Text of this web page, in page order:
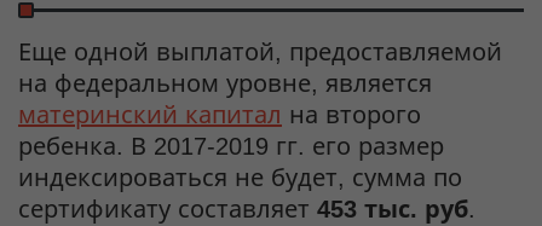
Еще одной выплатой, предоставляемой
на федеральном уровне, является
материнский капитал на второго
ребенка. В 2017-2019 гг. его размер
индексироваться не будет, сумма по
сертификату составляет 453 тыс. руб.